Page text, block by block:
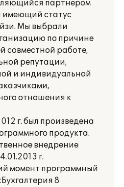
партнером
статус
Мы выбрали
по причине
совместной работе,
репутации,
и индивидуальной
отношения к
г. был произведена
продукта.
внедрение
г.
момент программный
8